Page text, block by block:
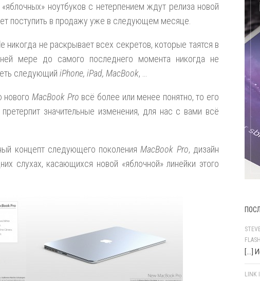
ноутбуков с нетерпением ждут релиза новой
поступить в продажу уже в следующем месяце.
никогда не раскрывает всех секретов, которые таятся в
мере до самого последнего момента никогда не
следующий iPhone, iPad, MacBook, …
новогоMacBook Pro всё более или менее понятно, то его
значительные изменения, для нас с вами всё
концепт следующего поколенияMacBook Pro, дизайн
слухах, касающихся новой «яблочной» линейки этого
[…]
LINK